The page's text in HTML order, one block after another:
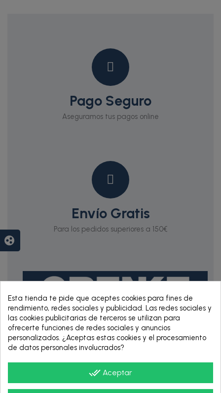
Pago Seguro
Aseguramos tus pagos online
Envío Gratis
Para los pedidos superiores a 150€
RENTING DE 12
HASTA 60 MESES
Esta tienda te pide que aceptes cookies para fines de
rendimiento, redes sociales y publicidad. Las redes sociales y
las cookies publicitarias de terceros se utilizan para
ofrecerte funciones de redes sociales y anuncios
personalizados. ¿Aceptas estas cookies y el procesamiento
de datos personales involucrados?
done_all Aceptar
group_work